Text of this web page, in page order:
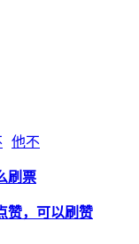
他不
刷票
赞，可以刷赞